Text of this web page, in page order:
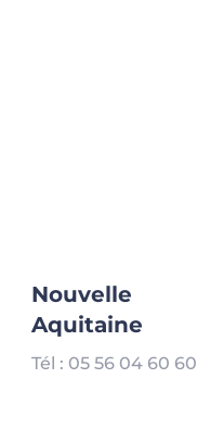
Nouvelle
Aquitaine
Tél : 05 56 04 60 60